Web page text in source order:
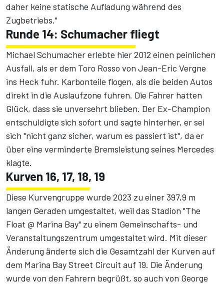
daher keine statische Aufladung während des
Zugbetriebs."
Runde 14: Schumacher fliegt
Michael Schumacher erlebte hier 2012 einen peinlichen
Ausfall, als er dem Toro Rosso von Jean-Eric Vergne
ins Heck fuhr. Karbonteile flogen, als die beiden Autos
direkt in die Auslaufzone fuhren. Die Fahrer hatten
Glück, dass sie unversehrt blieben. Der Ex-Champion
entschuldigte sich sofort und sagte hinterher, er sei
sich "nicht ganz sicher, warum es passiert ist", da er
über eine verminderte Bremsleistung seines Mercedes
klagte.
Kurven 16, 17, 18, 19
Diese Kurvengruppe wurde 2023 zu einer 397,9 m
langen Geraden umgestaltet, weil das Stadion "The
Float @ Marina Bay" zu einem Gemeinschafts- und
Veranstaltungszentrum umgestaltet wird. Mit dieser
Änderung änderte sich die Gesamtzahl der Kurven auf
dem Marina Bay Street Circuit auf 19. Die Änderung
wurde von den Fahrern begrüßt, so auch von George